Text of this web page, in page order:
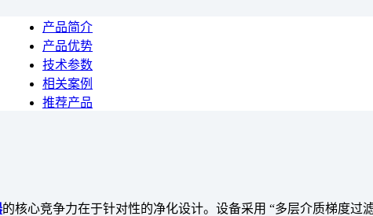
产品简介
产品优势
技术参数
相关案例
推荐产品
的核心竞争力在于针对性的净化设计。设备采用 “多层介质梯度